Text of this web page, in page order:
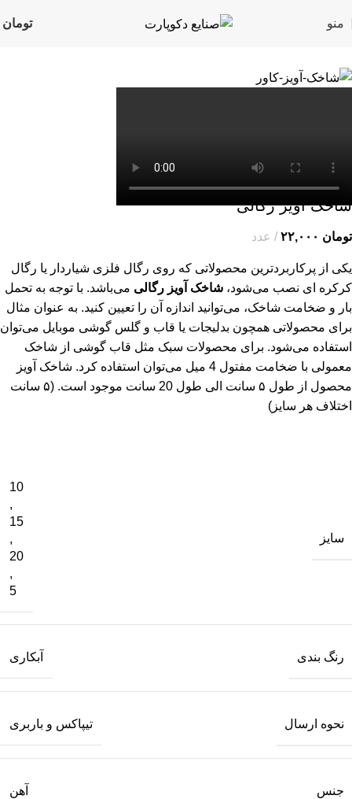
منو تومان
خانه شاخک آویز بازگشت به محصولات
شاخک آویز رگالی
تومان عدد
یکی از پرکاربردترین محصولاتی که روی رگال فلزی شیاردار یا رگال
کرکره ای نصب می‌شود، شاخک آویز رگالی می‌باشد. با توجه به تحمل
بار و ضخامت شاخک، می‌توانید اندازه آن را تعیین کنید. به عنوان مثال
برای محصولاتی همچون بدلیجات یا قاب و گلس گوشی موبایل می‌توان
استفاده می‌شود. برای محصولات سبک مثل قاب گوشی از شاخک
معمولی با ضخامت مفتول 4 میل می‌توان استفاده کرد. شاخک آویز
محصول از طول ۵ سانت الی طول 20 سانت موجود است. (۵ سانت
اختلاف هر سایز)
سایز
10
,
15
,
20
,
5
رنگ بندی آبکاری
نحوه ارسال تیپاکس و باربری
جنس آهن